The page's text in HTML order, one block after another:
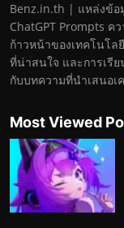
Benz.in.th | แหล่งข้อ
ChatGPT Prompts ค
ก้าวหน้าของเทคโนโล
ที่น่าสนใจ และการเรี
กับบทความที่นำเสนอ
Most Viewed